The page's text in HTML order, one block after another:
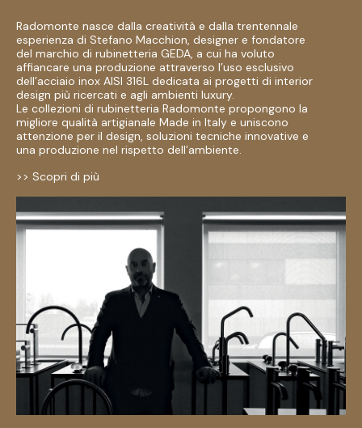
Radomonte nasce dalla creatività e dalla trentennale
esperienza di Stefano Macchion, designer e fondatore
del marchio di rubinetteria GEDA, a cui ha voluto
affiancare una produzione attraverso l’uso esclusivo
dell’acciaio inox AISI 316L dedicata ai progetti di interior
design più ricercati e agli ambienti luxury.
Le collezioni di rubinetteria Radomonte propongono la
migliore qualità artigianale Made in Italy e uniscono
attenzione per il design, soluzioni tecniche innovative e
una produzione nel rispetto dell’ambiente.
>> Scopri di più